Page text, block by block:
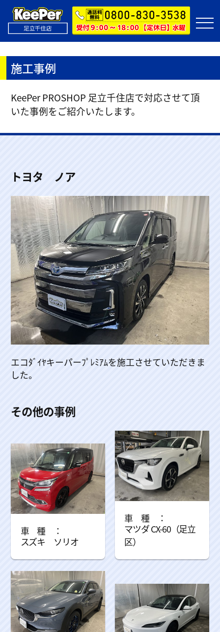
施工事例
KeePer PROSHOP 足立千住店で対応させて頂
いた事例をご紹介いたします。
トヨタ ノア
エコﾀﾞｲﾔキーパーﾌﾟﾚﾐｱﾑを施工させていただきま
した。
その他の事例
スズキ ソリオ
マツダ CX-60（足立
区）